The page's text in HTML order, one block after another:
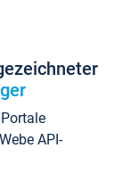
API-